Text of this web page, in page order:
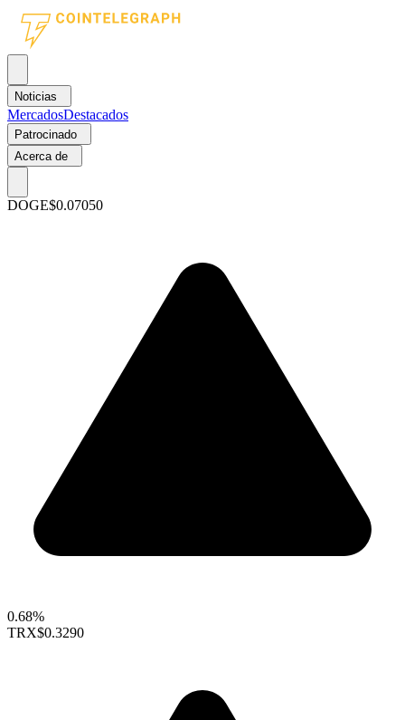
Noticias
MercadosDestacados
Patrocinado
Acerca de
DOGE$0.07050
0.68%
TRX$0.3290